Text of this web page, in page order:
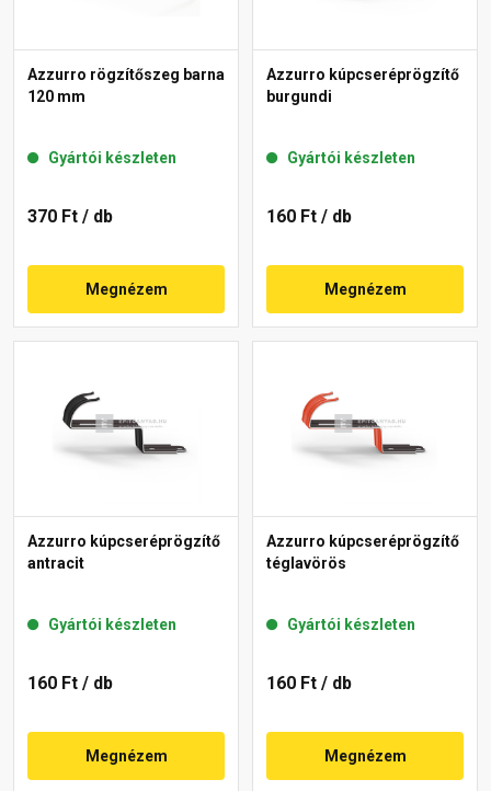
Azzurro rögzítőszeg barna
120 mm
Gyártói készleten
370 Ft / db
Megnézem
Azzurro kúpcseréprögzítő
burgundi
Gyártói készleten
160 Ft / db
Megnézem
Azzurro kúpcseréprögzítő
antracit
Gyártói készleten
160 Ft / db
Megnézem
Azzurro kúpcseréprögzítő
téglavörös
Gyártói készleten
160 Ft / db
Megnézem